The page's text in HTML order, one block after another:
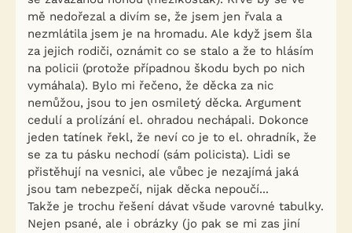
mě nedořezal a divím se, že jsem jen řvala a
nezmlátila jsem je na hromadu. Ale když jsem šla
za jejich rodiči, oznámit co se stalo a že to hlásím
na policii (protože případnou škodu bych po nich
vymáhala). Bylo mi řečeno, že děcka za nic
nemůžou, jsou to jen osmiletý děcka. Argument
cedulí a prolízání el. ohradou nechápali. Dokonce
jeden tatínek řekl, že neví co je to el. ohradník, že
se za tu pásku nechodí (sám policista). Lidi se
přistěhují na vesnici, ale vůbec je nezajímá jaká
jsou tam nebezpečí, nijak děcka nepoučí...
Takže je trochu řešení dávat všude varovné tabulky.
Nejen psané, ale i obrázky (jo pak se mi zas jiní